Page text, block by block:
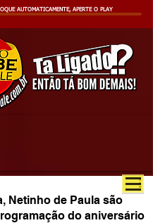
AUTOMATICAMENTE, APERTE O PLAY
Netinho de Paula são
do aniversário